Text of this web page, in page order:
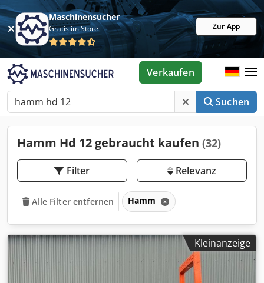
Maschinensucher
Gratis im Store Zur App
Suchen
Verkaufen
Hamm Hd 12 gebraucht kaufen (32)
Filter Relevanz
Alle Filter entfernen Hamm
Kleinanzeige